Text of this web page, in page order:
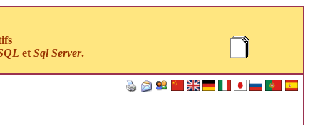
et Sql Server.